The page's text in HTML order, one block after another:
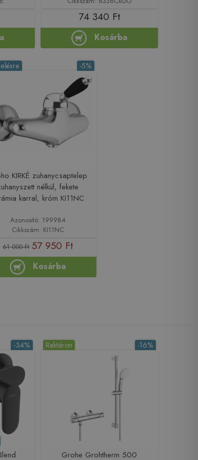
74 340 Ft
Kosárba
-5%
KIRKÉ zuhanycsaptelep
nélkül, fekete
karral, króm KI11NC
Azonosító: 199984
Cikkszám: KI11NC
61 000 Ft 57 950 Ft
Kosárba
-34% -16%
Raktáron
Grohe Grohtherm 500